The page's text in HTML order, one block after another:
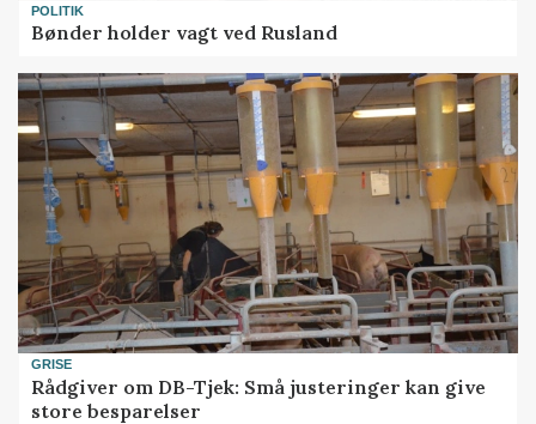
POLITIK
Bønder holder vagt ved Rusland
GRISE
Rådgiver om DB-Tjek: Små justeringer kan give
store besparelser